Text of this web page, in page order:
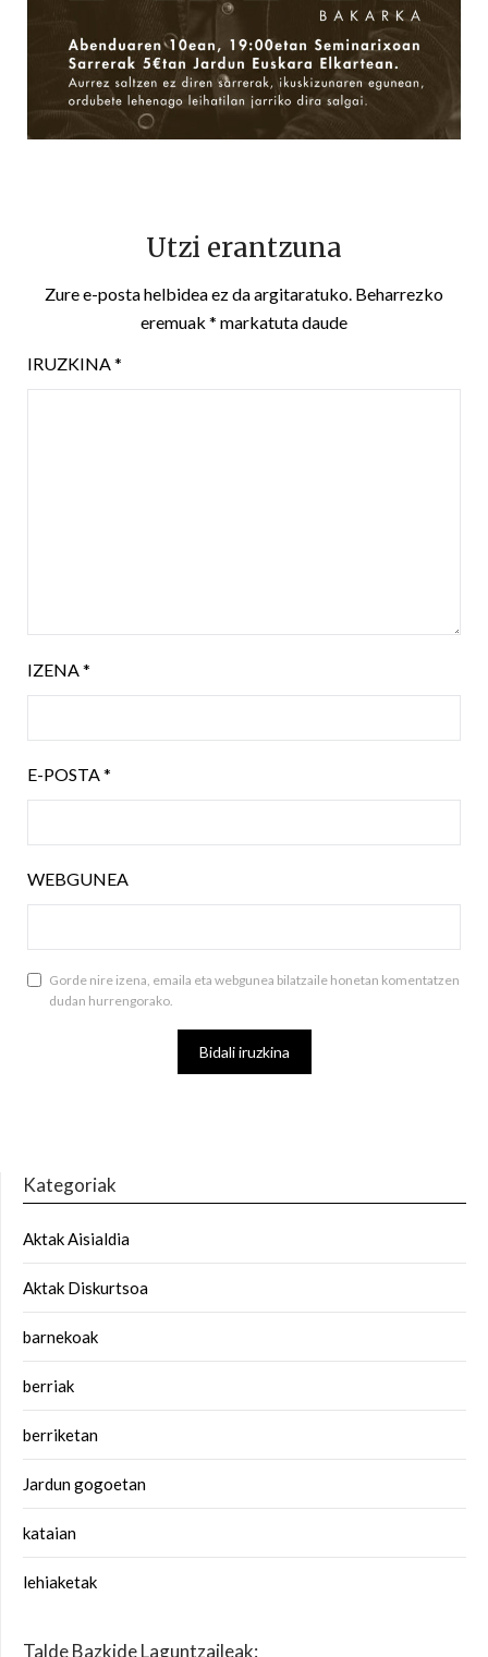
Utzi erantzuna
Zure e-posta helbidea ez da argitaratuko. Beharrezko
eremuak * markatuta daude
IRUZKINA*
IZENA*
E-POSTA*
WEBGUNEA
Gorde nire izena, emaila eta webgunea bilatzaile honetan komentatzen
dudan hurrengorako.
Kategoriak
Aktak Aisialdia
Aktak Diskurtsoa
barnekoak
berriak
berriketan
Jardun gogoetan
kataian
lehiaketak
Talde Bazkide Laguntzaileak: